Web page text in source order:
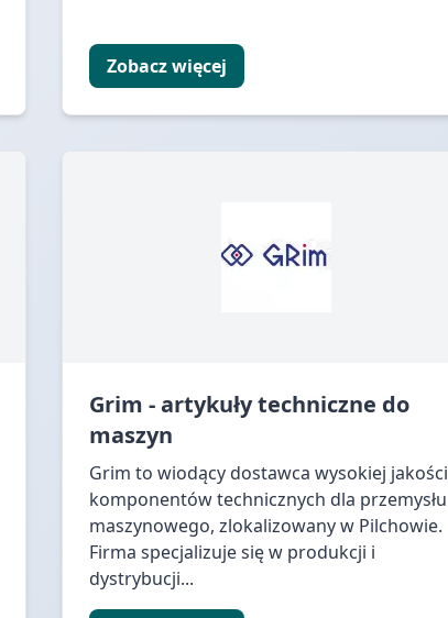
Zobacz więcej
Grim - artykuły techniczne do
maszyn
Grim to wiodący dostawca wysokiej jakości
komponentów technicznych dla przemysłu
maszynowego, zlokalizowany w Pilchowie.
Firma specjalizuje się w produkcji i
dystrybucji...